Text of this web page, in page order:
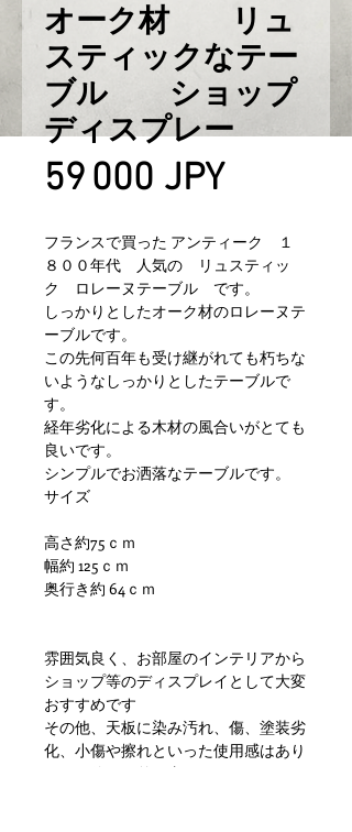
オーク材 リュ
スティックなテー
ブル ショップ
ディスプレー
59 000 JPYPrix
フランスで買った アンティーク １
８００年代 人気の リュスティッ
ク ロレーヌテーブル です。
しっかりとしたオーク材のロレーヌテ
ーブルです。
この先何百年も受け継がれても朽ちな
いようなしっかりとしたテーブルで
す。
経年劣化による木材の風合いがとても
良いです。
シンプルでお洒落なテーブルです。
サイズ
高さ約75ｃｍ
幅約 125ｃｍ
奥行き約 64ｃｍ
雰囲気良く、お部屋のインテリアから
ショップ等のディスプレイとして大変
おすすめです
その他、天板に染み汚れ、傷、塗装劣
化、小傷や擦れといった使用感はあり
ますが使用に差し支えがでるような目